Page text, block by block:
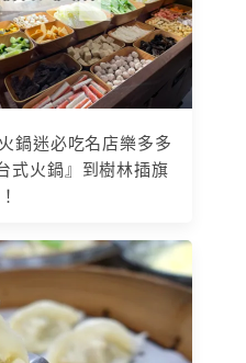
鍋迷必吃名店樂多多
式火鍋』到樹林插旗